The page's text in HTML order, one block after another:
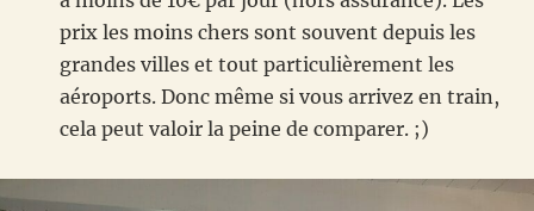
prix les moins chers sont souvent depuis les
grandes villes et tout particulièrement les
aéroports. Donc même si vous arrivez en train,
cela peut valoir la peine de comparer. ;)